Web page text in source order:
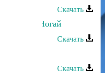
Скачать
- Ногай
Скачать
Скачать